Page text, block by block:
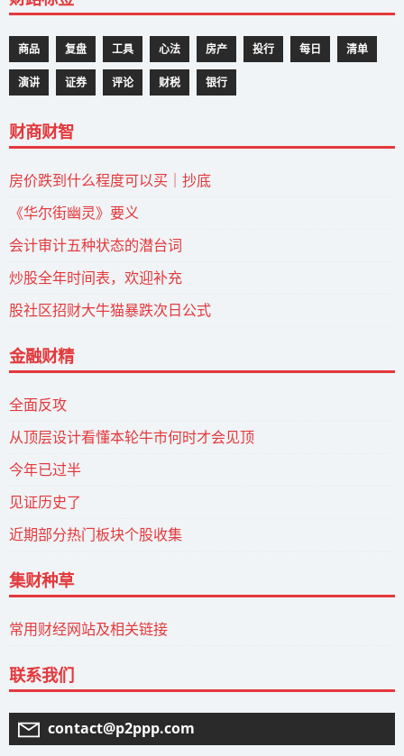
商品 复盘 工具 心法 房产 投行 每日 清单
演讲 证券 评论 财税 银行
财商财智
房价跌到什么程度可以买｜抄底
《华尔街幽灵》要义
会计审计五种状态的潜台词
炒股全年时间表，欢迎补充
股社区招财大牛猫暴跌次日公式
金融财精
全面反攻
从顶层设计看懂本轮牛市何时才会见顶
今年已过半
见证历史了
近期部分热门板块个股收集
集财种草
常用财经网站及相关链接
联系我们
contact@p2ppp.com